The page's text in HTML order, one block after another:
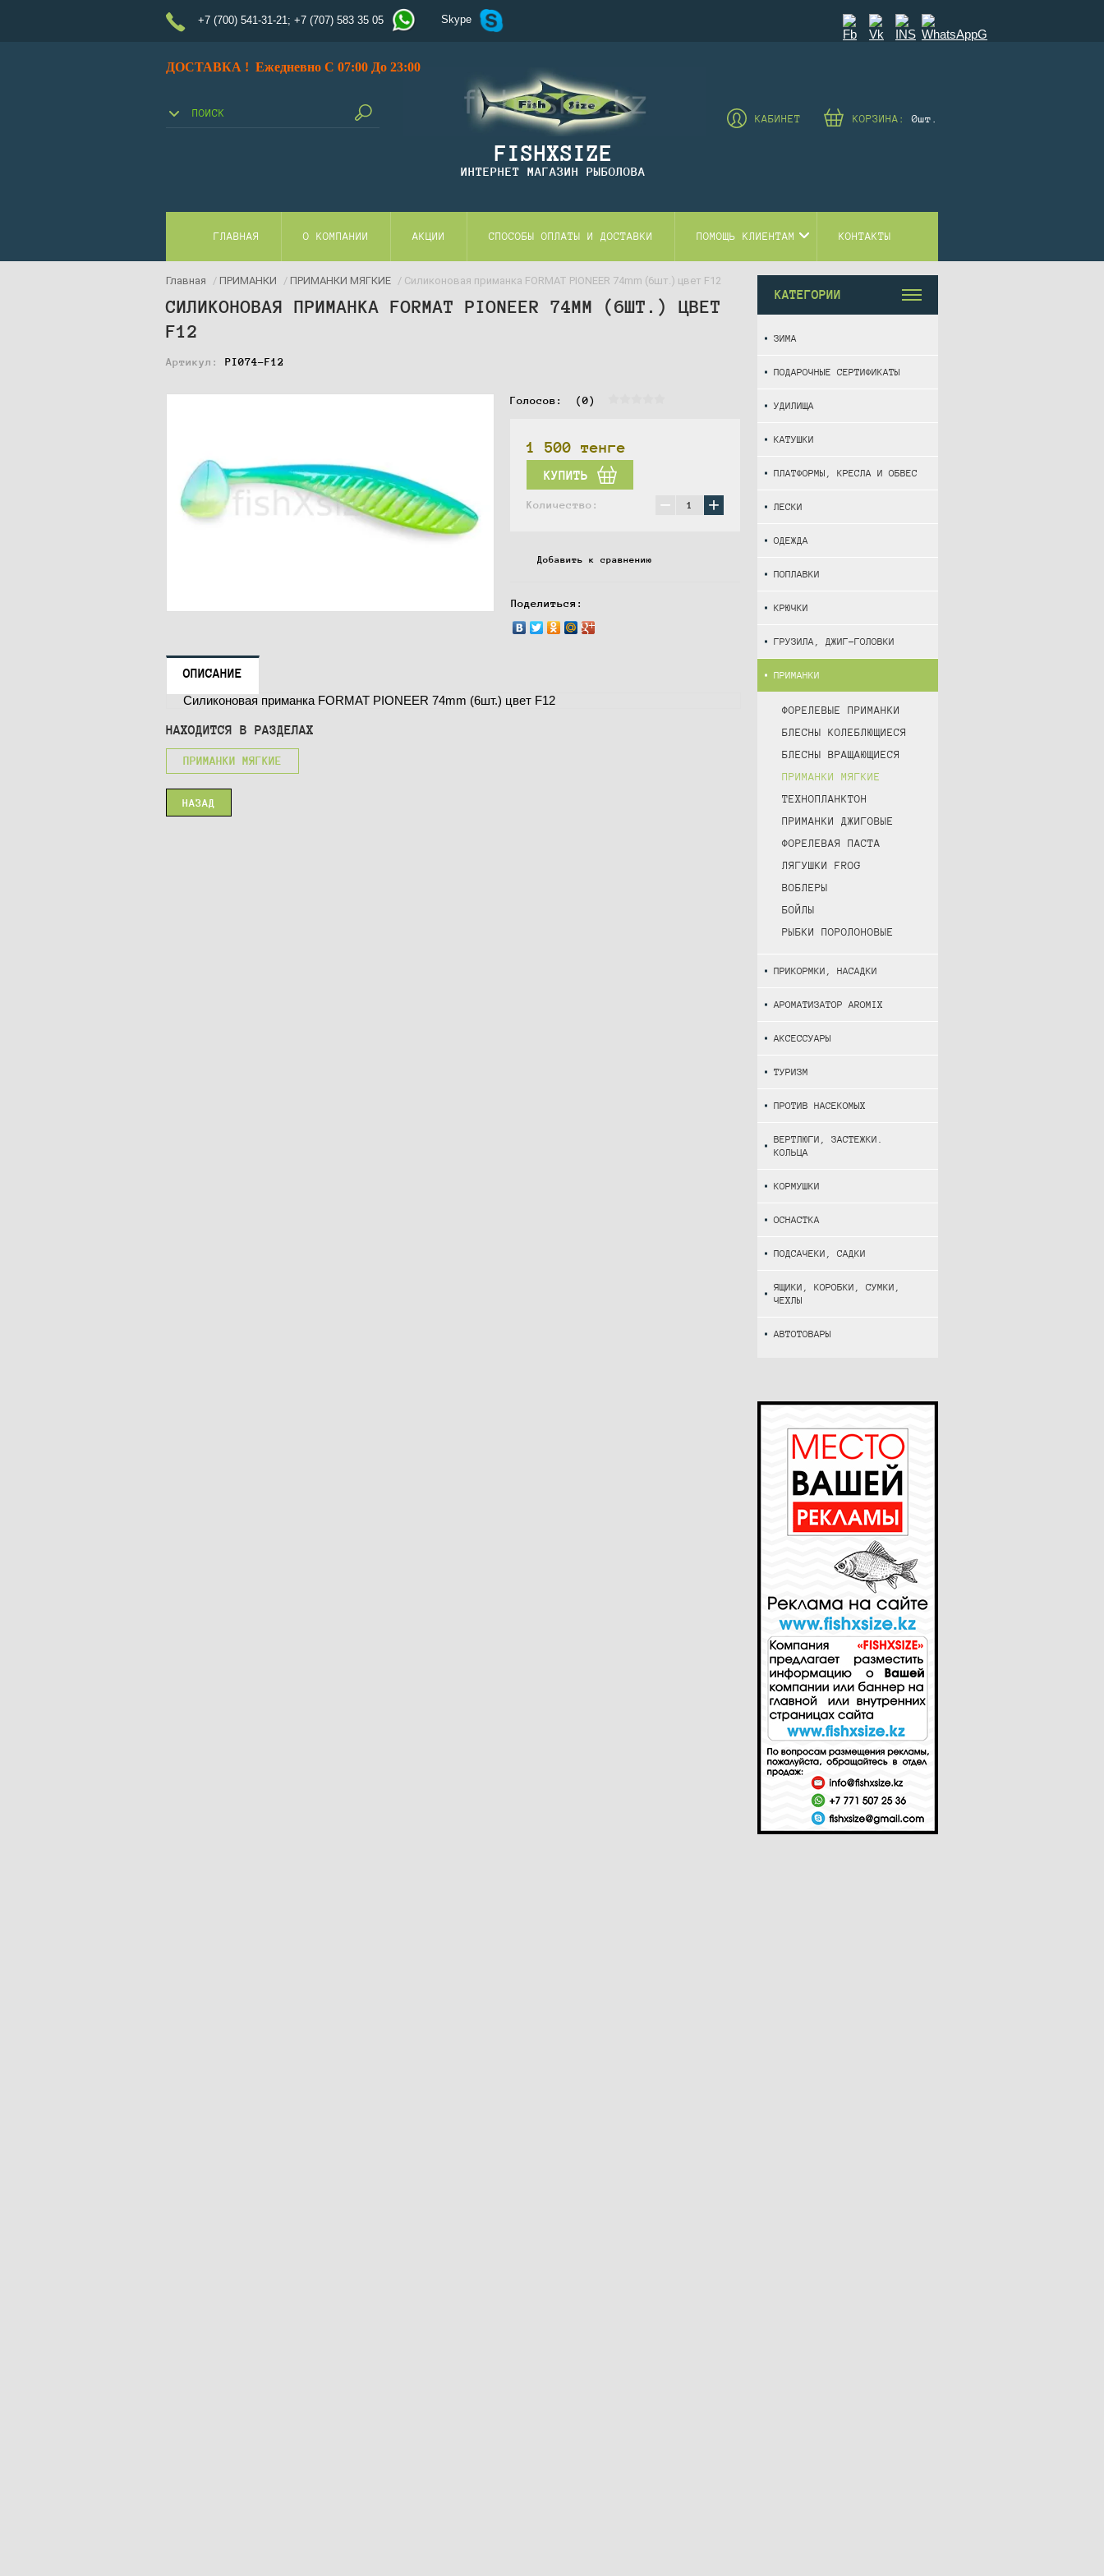
+7 (700) 541-31-21; +7 (707) 583 35 05 Skype
ДОСТАВКА ! Ежедневно С 07:00 До 23:00
КОРЗИНА:0шт.
КАБИНЕТ
FISHXSIZE
ИНТЕРНЕТ МАГАЗИН РЫБОЛОВА
ГЛАВНАЯ О КОМПАНИИ АКЦИИ СПОСОБЫ ОПЛАТЫ И ДОСТАВКИ ПОМОЩЬ КЛИЕНТАМ КОНТАКТЫ
КАТЕГОРИИ
ЗИМА
ПОДАРОЧНЫЕ СЕРТИФИКАТЫ
УДИЛИЩА
КАТУШКИ
ПЛАТФОРМЫ, КРЕСЛА И ОБВЕС
ЛЕСКИ
ОДЕЖДА
ПОПЛАВКИ
КРЮЧКИ
ГРУЗИЛА, ДЖИГ-ГОЛОВКИ
ПРИМАНКИ
ФОРЕЛЕВЫЕ ПРИМАНКИ
БЛЕСНЫ КОЛЕБЛЮЩИЕСЯ
БЛЕСНЫ ВРАЩАЮЩИЕСЯ
ПРИМАНКИ МЯГКИЕ
ТЕХНОПЛАНКТОН
ПРИМАНКИ ДЖИГОВЫЕ
ФОРЕЛЕВАЯ ПАСТА
ЛЯГУШКИ FROG
ВОБЛЕРЫ
БОЙЛЫ
РЫБКИ ПОРОЛОНОВЫЕ
ПРИКОРМКИ, НАСАДКИ
АРОМАТИЗАТОР AROMIX
АКСЕССУАРЫ
ТУРИЗМ
ПРОТИВ НАСЕКОМЫХ
ВЕРТЛЮГИ, ЗАСТЕЖКИ.
КОЛЬЦА
КОРМУШКИ
ОСНАСТКА
ПОДСАЧЕКИ, САДКИ
ЯЩИКИ, КОРОБКИ, СУМКИ,
ЧЕХЛЫ
АВТОТОВАРЫ
Главная / ПРИМАНКИ / ПРИМАНКИ МЯГКИЕ / Силиконовая приманка FORMAT PIONEER 74mm (6шт.) цвет F12
СИЛИКОНОВАЯ ПРИМАНКА FORMAT PIONEER 74MM (6ШТ.) ЦВЕТ
F12
Артикул: PI074-F12
Голосов: (0)
1 500 тенге
КУПИТЬ
Количество: − +
Добавить к сравнению
Поделиться:
ОПИСАНИЕ
Силиконовая приманка FORMAT PIONEER 74mm (6шт.) цвет F12
НАХОДИТСЯ В РАЗДЕЛАХ
ПРИМАНКИ МЯГКИЕ
НАЗАД